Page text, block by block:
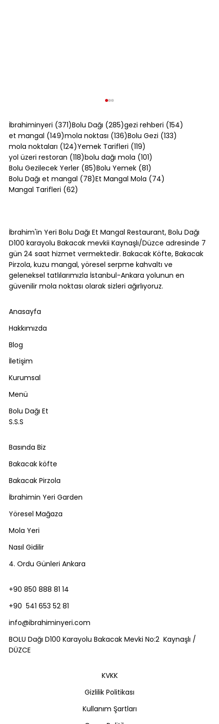
Saatler ve Alternatif Rotalar [2026]
İbrahiminyeri (371)371 yazı
Bolu Dağı (285)285 yazı
gezi rehberi (154)
et mangal (149)149 yazı
mola noktası (136)136 yazı
Bolu Gezi (133)
mola noktaları (124)124 yazı
Yemek Tarifleri (119)
yol üzeri restoran (118)118 yazı
bolu dağı mola (101)
Bolu Gezilecek Yerler (85)85 yazı
Bolu Yemek (81)
Bolu Dağı et mangal (78)78 yazı
Et Mangal Mola (74)
Mangal Tarifleri (62)
İbrahim'in Yeri Bolu Dağı Et Mangal Restaurant, Bolu Dağı
D100 karayolu Bakacak mevkii Kaynaşlı/Düzce adresinde 7
gün 24 saat hizmet vermektedir. Bakacak Köfte, Bakacak
Pirzola, kuzu mangal, yöresel serpme kahvaltı ve
geleneksel tatlılarımızla İstanbul-Ankara yolunun en
güvenilir mola noktası olarak sizleri ağırlıyoruz.
Anasayfa
Hakkımızda
Blog
İletişim
Kurumsal
Menü
Bolu Dağı Et
S.S.S
Basında Biz
Bakacak köfte
Bakacak Pirzola
İbrahimin Yeri Garden
Yöresel Mağaza
Mola Yeri
Nasıl Gidilir
4. Ordu Günleri Ankara
+90 850 888 81 14
+90 541 653 52 81
info@ibrahiminyeri.com
BOLU Dağı D100 Karayolu Bakacak Mevki No:2 Kaynaşlı /
DÜZCE
KVKK
Gizlilik Politikası
Kullanım Şartları